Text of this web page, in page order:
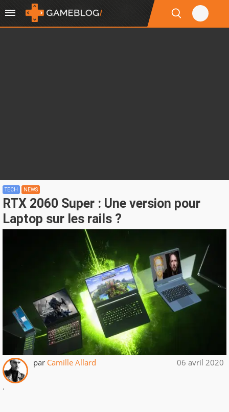
TECH NEWS
RTX 2060 Super : Une version pour
Laptop sur les rails ?
par Camille Allard 06 avril 2020
.